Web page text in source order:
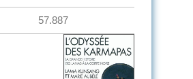
57.887